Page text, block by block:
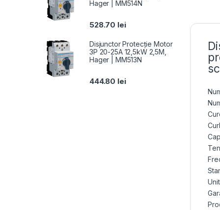
Hager | MM514N
528.70 lei
Disjunctor Protecție Motor
3P 20-25A 12,5kW 2,5M,
Hager | MM513N
444.80 lei